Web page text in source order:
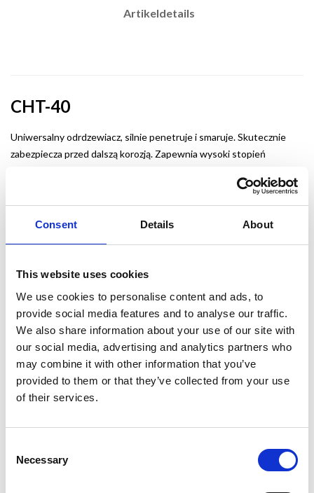
Consent Details About
This website uses cookies
We use cookies to personalise content and ads, to
provide social media features and to analyse our traffic.
We also share information about your use of our site with
our social media, advertising and analytics partners who
may combine it with other information that you’ve
provided to them or that they’ve collected from your use
of their services.
Selection
Necessary
Artikeldetails
CHT-40
Uniwersalny odrdzewiacz, silnie penetruje i smaruje. Skutecznie
zabezpiecza przed dalszą korozją. Zapewnia wysoki stopień
połączeń śrubowych, a dzięki swojemu poślizgowi ułatwia ich
demontaż i zapobiega ponownemu smarowaniu.
• uniwersalny odrdzewiacz o szerokim zakresie zastosowań
• silnie penetruje i smaruje bez utraty skuteczności
• ekonomiczny dzięki zastosowaniu aktywatora/głowicy TIGER
360°, która umożliwia pracę pod każdym kątem i 100% aplikację do
końca aplikacji
• przeznaczony do luzowania zardzewiałych połączeń
• skutecznie chroni przed dalszą korozją
• skutecznie chroni przed dalszą korozją – aktywnie chroni na
• zapewnia wysoki stopień penetracji skorodowanych, zatartych i
• ułatwia demontaż i zapobiega ponownemu smarowaniu z powodu